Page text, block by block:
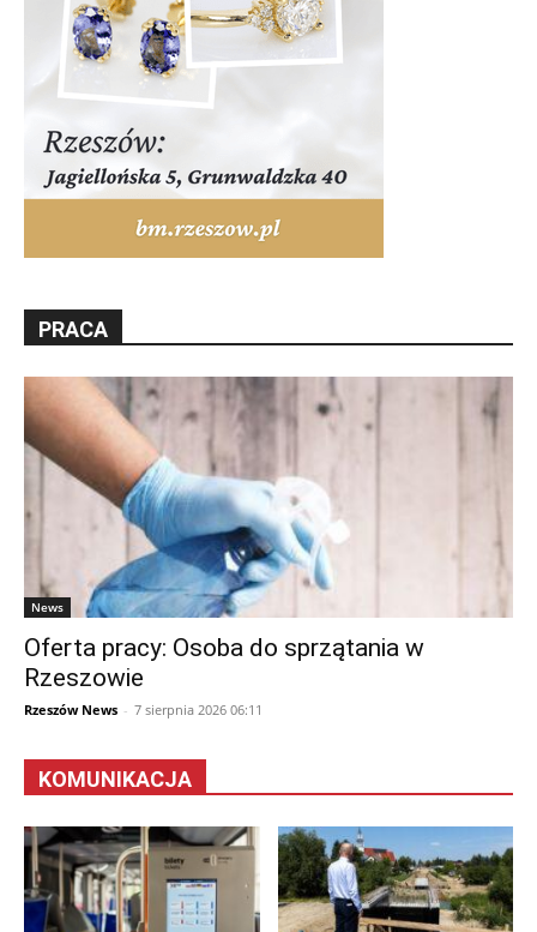
PRACA
News
Oferta pracy: Osoba do sprzątania w
Rzeszowie
Rzeszów News - 7 sierpnia 2026 06:11
KOMUNIKACJA